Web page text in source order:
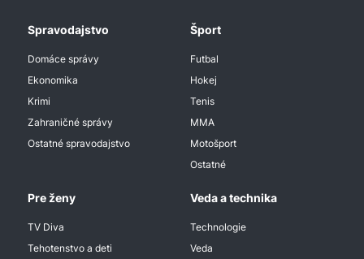
Spravodajstvo
Domáce správy
Ekonomika
Krimi
Zahraničné správy
Ostatné spravodajstvo
Šport
Futbal
Hokej
Tenis
MMA
Motošport
Ostatné
Pre ženy
TV Diva
Tehotenstvo a deti
Veda a technika
Technologie
Veda